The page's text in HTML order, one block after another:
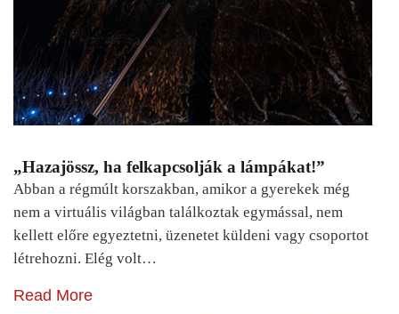
„Hazajössz, ha felkapcsolják a lámpákat!”
Abban a régmúlt korszakban, amikor a gyerekek még
nem a virtuális világban találkoztak egymással, nem
kellett előre egyeztetni, üzenetet küldeni vagy csoportot
létrehozni. Elég volt…
Read More